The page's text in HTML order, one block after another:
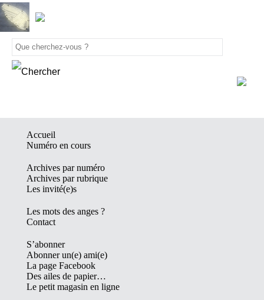
Accueil
Numéro en cours
Archives par numéro
Archives par rubrique
Les invité(e)s
Les mots des anges ?
Contact
S’abonner
Abonner un(e) ami(e)
La page Facebook
Des ailes de papier…
Le petit magasin en ligne